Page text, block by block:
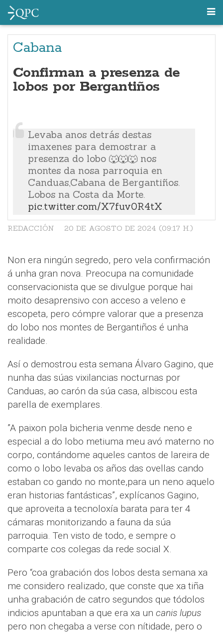
Cabana
Confirman a presenza de
lobos por Bergantiños
Levaba anos detrás destas
imaxenes para demostrar a
presenza do lobo 🐺🐺🐺 nos
montes da nosa parroquia en
Canduas,Cabana de Bergantiños.
Lobos na Costa da Morte.
pic.twitter.com/X7fuv0R4tX
— Alvaro Gagino Ternande
20 DE AGOSTO DE 2024 (09:17 H.)
REDACCIÓN
Non era ningún segredo, pero vela confirmación
á unha gran nova. Preocupa na comunidade
conservacionista que se divulgue porque hai
moito desaprensivo con acceso a veleno e
escopeta, pero cómpre valorar que a presenza
do lobo nos montes de Bergantiños é unha
realidade.
Así o demostrou esta semana Álvaro Gagino, que
nunha das súas vixilancias nocturnas por
Canduas, ao carón da súa casa, albiscou esta
parella de exemplares.
”A paixon pola bicheria venme desde neno e
especial a do lobo metiuma meu avó materno no
corpo, contándome aqueles cantos de lareira de
como o lobo levaba os años das ovellas cando
estaban co gando no monte,para un neno aquelo
eran historias fantásticas”, explícanos Gagino,
que aproveita a tecnoloxía barata para ter 4
cámaras monitorizando a fauna da súa
parroquia. Ten visto de todo, e sempre o
comparte cos colegas da rede social X.
Pero “coa grabación dos lobos desta semana xa
me considero realizado, que conste que xa tiña
unha grabación de catro segundos que tódolos
indicios apuntaban a que era xa un canis lupus
pero non chegaba a verse con nítidade, pero o